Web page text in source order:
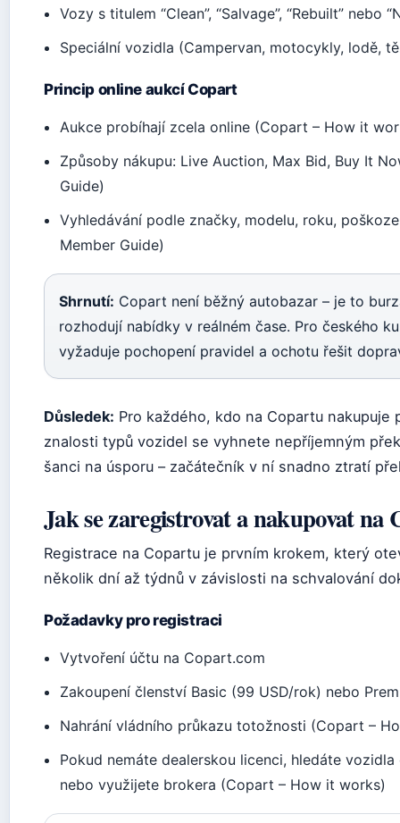
Vozy s titulem “Clean”, “Salvage”, “Rebuilt” nebo
Speciální vozidla (Campervan, motocykly, lodě,
Princip online aukcí Copart
Aukce probíhají zcela online (Copart – How it
Způsoby nákupu: Live Auction, Max Bid, Buy It
Guide)
Vyhledávání podle značky, modelu, roku,
Member Guide)
Shrnutí: Copart není běžný autobazar – je to
rozhodují nabídky v reálném čase. Pro českého
vyžaduje pochopení pravidel a ochotu řešit
Důsledek: Pro každého, kdo na Copartu
znalosti typů vozidel se vyhnete nepříjemným
šanci na úsporu – začátečník v ní snadno ztratí
Jak se zaregistrovat a nakupovat na
Registrace na Copartu je prvním krokem, který
několik dní až týdnů v závislosti na schvalování
Požadavky pro registraci
Vytvoření účtu na Copart.com
Zakoupení členství Basic (99 USD/rok) nebo
Nahrání vládního průkazu totožnosti (Copart –
Pokud nemáte dealerskou licenci, hledáte vozidla
nebo využijete brokera (Copart – How it works)